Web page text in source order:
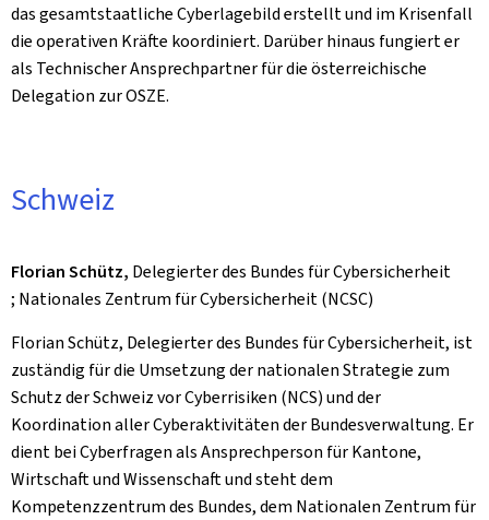
das gesamtstaatliche Cyberlagebild erstellt und im Krisenfall
die operativen Kräfte koordiniert. Darüber hinaus fungiert er
als Technischer Ansprechpartner für die österreichische
Delegation zur OSZE.
Schweiz
Florian Schütz, Delegierter des Bundes für Cybersicherheit
; Nationales Zentrum für Cybersicherheit (NCSC)
Florian Schütz, Delegierter des Bundes für Cybersicherheit, ist
zuständig für die Umsetzung der nationalen Strategie zum
Schutz der Schweiz vor Cyberrisiken (NCS) und der
Koordination aller Cyberaktivitäten der Bundesverwaltung. Er
dient bei Cyberfragen als Ansprechperson für Kantone,
Wirtschaft und Wissenschaft und steht dem
Kompetenzzentrum des Bundes, dem Nationalen Zentrum für